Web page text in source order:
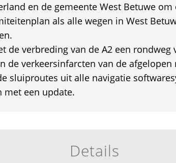
en de gemeente West Betuwe om
als alle wegen in West
de verbreding van de A2 een rondweg
de verkeersinfarcten van de afgelopen
sluiproutes uit alle navigatie
met een update.
Details